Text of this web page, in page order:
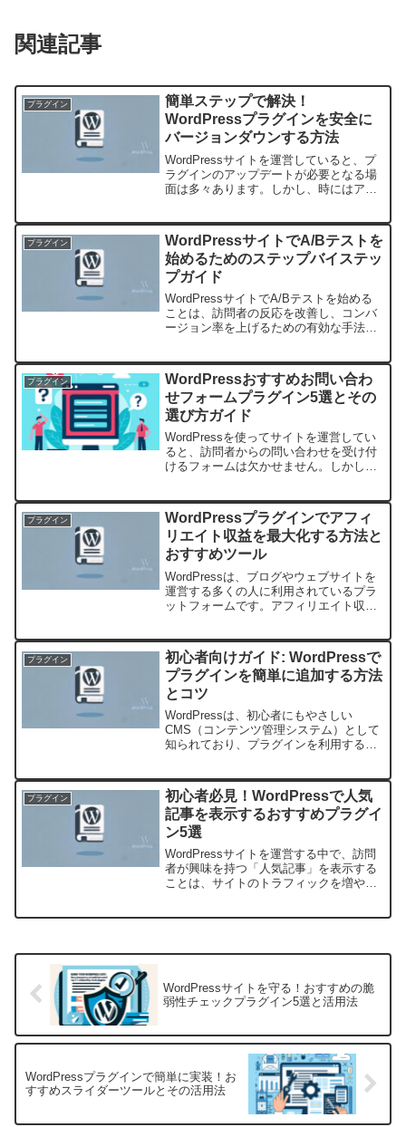
関連記事
プラグイン
簡単ステップで解決！
WordPressプラグインを安全に
バージョンダウンする方法
WordPressサイトを運営していると、プ
ラグインのアップデートが必要となる場
面は多々あります。しかし、時にはアッ
グインのバージョンダウンです。この記
事では、Word...
プラグイン
WordPressサイトでA/Bテストを
始めるためのステップバイステッ
プガイド
WordPressサイトでA/Bテストを始める
ことは、訪問者の反応を改善し、コンバ
ージョン率を上げるための有効な手法で
理解し、適切なツールを活用することが
重要です。本...
プラグイン
WordPressおすすめお問い合わ
せフォームプラグイン5選とその
選び方ガイド
WordPressを使ってサイトを運営してい
ると、訪問者からの問い合わせを受け付
けるフォームは欠かせません。しかし、
とも多いでしょう。本記事では、
WordPressのお...
プラグイン
WordPressプラグインでアフィ
リエイト収益を最大化する方法と
おすすめツール
WordPressは、ブログやウェブサイトを
運営する多くの人に利用されているプラ
ットフォームです。アフィリエイト収益
WordPressプラグインは、その可能性を
高めるために欠か...
プラグイン
初心者向けガイド: WordPressで
プラグインを簡単に追加する方法
とコツ
WordPressは、初心者にもやさしい
CMS（コンテンツ管理システム）として
知られており、プラグインを利用するこ
にとっては、何をどうすればいいのか分
からず戸惑うことも...
プラグイン
初心者必見！WordPressで人気
記事を表示するおすすめプラグイ
ン5選
WordPressサイトを運営する中で、訪問
者が興味を持つ「人気記事」を表示する
ことは、サイトのトラフィックを増や
WordPressサイトを守る！おすすめの脆
弱性チェックプラグイン5選と活用法
WordPressプラグインで簡単に実装！お
すすめスライダーツールとその活用法